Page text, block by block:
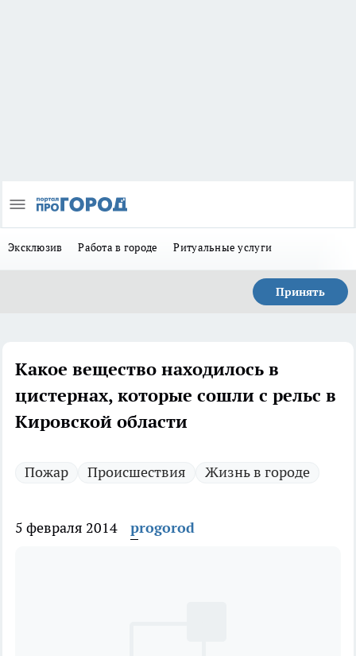
Эксклюзив Работа в городе Ритуальные услуги
Принять
Какое вещество находилось в
цистернах, которые сошли с рельс в
Кировской области
Пожар Происшествия Жизнь в городе
5 февраля 2014 progorod